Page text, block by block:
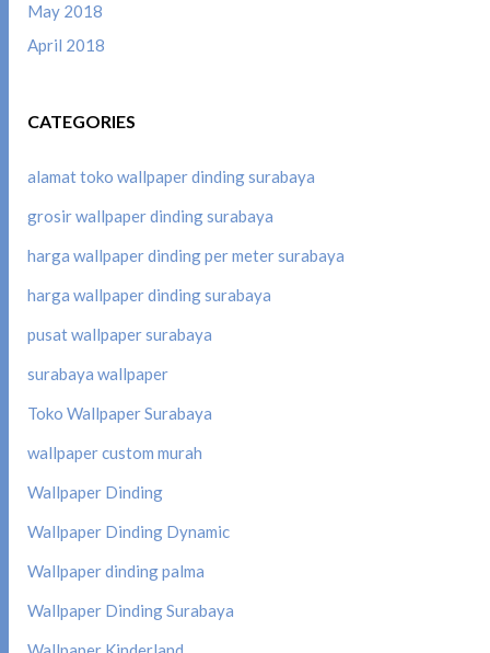
May 2018
April 2018
CATEGORIES
alamat toko wallpaper dinding surabaya
grosir wallpaper dinding surabaya
harga wallpaper dinding per meter surabaya
harga wallpaper dinding surabaya
pusat wallpaper surabaya
surabaya wallpaper
Toko Wallpaper Surabaya
wallpaper custom murah
Wallpaper Dinding
Wallpaper Dinding Dynamic
Wallpaper dinding palma
Wallpaper Dinding Surabaya